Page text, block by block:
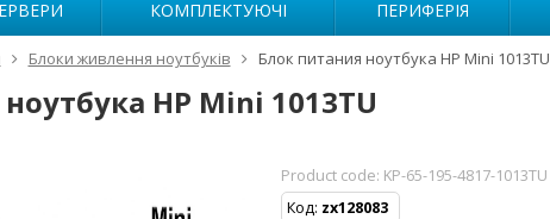
КОМПЛЕКТУЮЧІ ПЕРИФЕРІЯ
Блоки живлення ноутбуків Блок питания ноутбука HP Mini 1013TU
HP Mini 1013TU
Product code: KP-65-195-4817-1013TU
Код: zx128083